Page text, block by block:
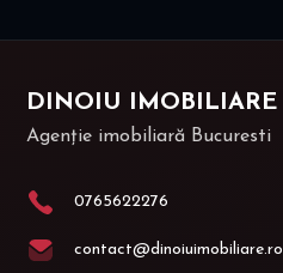
DINOIU IMOBILIARE
Agenție imobiliară Bucuresti
0765622276
contact@dinoiuimobiliare.ro